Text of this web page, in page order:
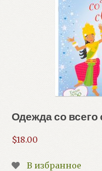
Одежда со
$18.00
В избранное